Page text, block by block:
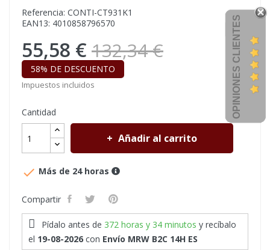
Referencia: CONTI-CT931K1
EAN13: 4010858796570
55,58 € 132,34 €
58% DE DESCUENTO
Impuestos incluidos
Cantidad
Añadir al carrito
 Más de 24 horas
Compartir
Pídalo antes de 372 horas y 34 minutos y recíbalo
el 19-08-2026 con Envío MRW B2C 14H ES
OPINIONES CLIENTES